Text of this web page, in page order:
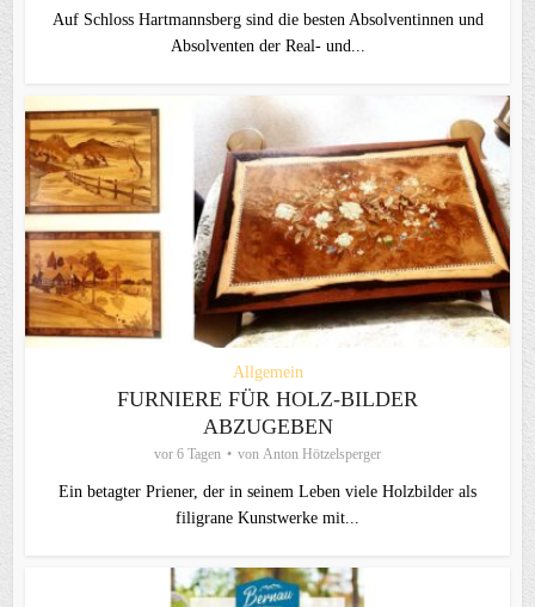
Auf Schloss Hartmannsberg sind die besten Absolventinnen und
Absolventen der Real- und...
Allgemein
FURNIERE FÜR HOLZ-BILDER
ABZUGEBEN
vor 6 Tagen von Anton Hötzelsperger
Ein betagter Priener, der in seinem Leben viele Holzbilder als
filigrane Kunstwerke mit...